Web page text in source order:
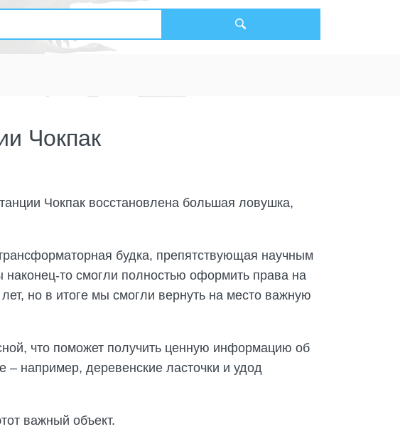
Чокпак
Чокпак восстановлена большая ловушка,
будка, препятствующая научным
то смогли полностью оформить права на
но в итоге мы смогли вернуть на место важную
что поможет получить ценную информацию об
например, деревенские ласточки и удод
важный объект.